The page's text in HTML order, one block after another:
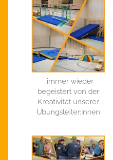
…immer wieder
begeistert von der
Kreativität unserer
Übungsleiter:innen